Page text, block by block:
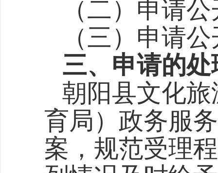
（二）申请
（三）申请
三、申请的处
朝阳县文化
育局）政务服务
案，规范受理